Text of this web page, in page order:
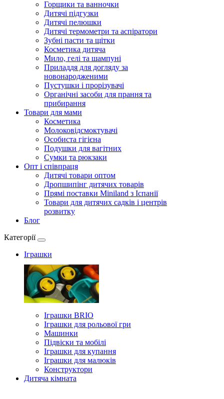
Горщики та ванночки
Дитячі підгузки
Дитячі пелюшки
Дитячі термометри та аспіратори
Зубні пасти та щітки
Косметика дитяча
Мило, гелі та шампуні
Приладдя для догляду за
новонародженими
Пустушки і прорізувачі
Органічні засоби для прання та
прибирання
Товари для мами
Косметика
Молоковідсмоктувачі
Особиста гігієна
Подушки для вагітних
Сумки та рюкзаки
Опт і співпраця
Дитячі товари оптом
Дропшипінг дитячих товарів
Прямі поставки Miniland з Іспанії
Товари для дитячих садків і центрів
розвитку
Блог
Категорії
Іграшки
Іграшки BRIO
Іграшки для рольової гри
Машинки
Підвіски та мобілі
Іграшки для купання
Іграшки для малюків
Конструктори
Дитяча кімната